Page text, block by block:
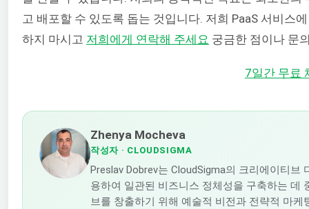
고 배포할 수 있도록 돕는 것입니다. 저희 PaaS 서비스
하지 마시고 저희에게 연락해 주세요 궁금한 점이나 문
7일간 무료
Zhenya Mocheva
작성자· CLOUDSIGMA
Preslav Dobrev는 CloudSigma의 크리에이티
용하여 일관된 비즈니스 정체성을 구축하는 데
브를 창출하기 위해 예술적 비전과 전략적 마케